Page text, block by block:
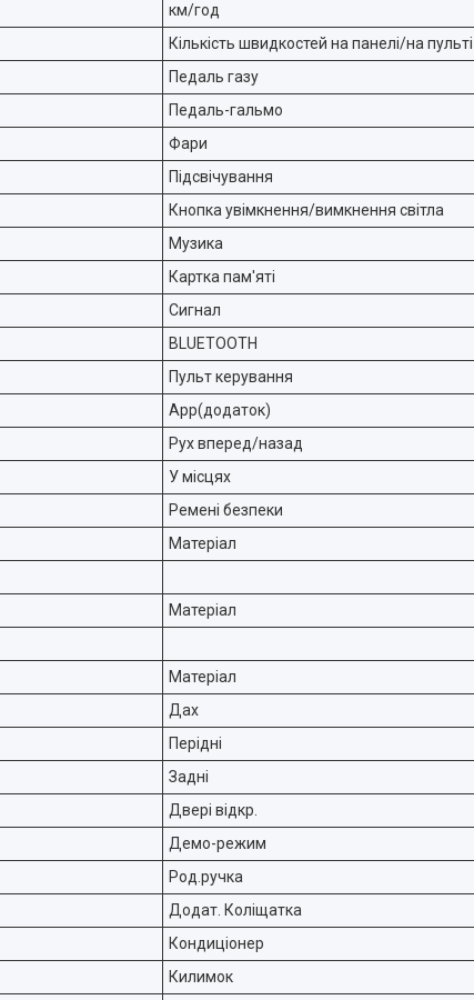
км/год
Кількість швидкостей на панелі/на пульті
Педаль газу
Педаль-гальмо
Фари
Підсвічування
Кнопка увімкнення/вимкнення світла
Музика
Картка пам'яті
Сигнал
BLUETOOTH
Пульт керування
App(додаток)
Рух вперед/назад
У місцях
Ремені безпеки
Матеріал
Матеріал
Матеріал
Дах
Перідні
Задні
Двері відкр.
Демо-режим
Род.ручка
Додат. Коліщатка
Кондиціонер
Килимок